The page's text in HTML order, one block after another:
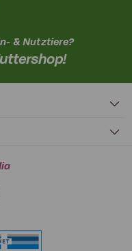
& Nutztiere?